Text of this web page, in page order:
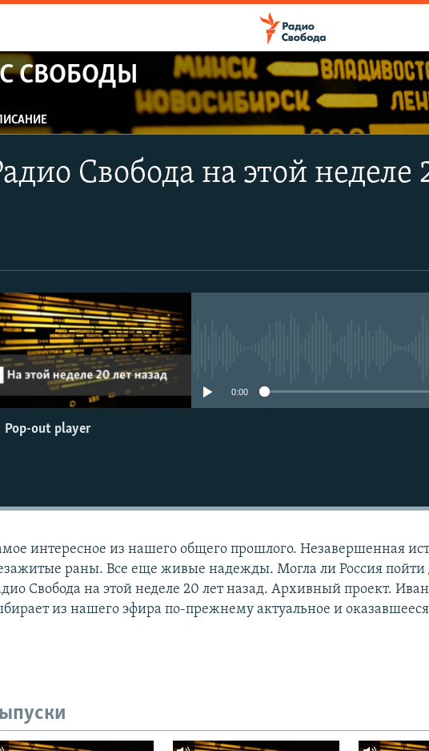
СВОБОДЫ
Подписаться
Свобода на этой неделе
0:00
Pop-out player
интересное из нашего общего прошлого. Незавершенная
раны. Все еще живые надежды. Могла ли Россия пойти
Свобода на этой неделе 20 лет назад. Архивный проект.
из нашего эфира по-прежнему актуальное и